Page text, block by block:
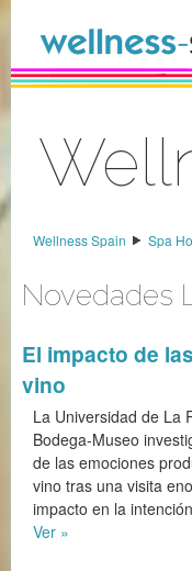
Wellness Spain
Spa
Novedades
El impacto de
vino
La Universidad de La
Bodega-Museo
de las emociones
vino tras una visita
impacto en la
Ver »